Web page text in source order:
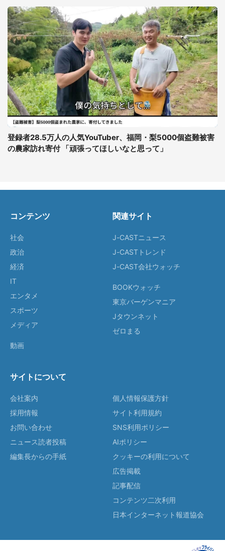
登録者28.5万人の人気YouTuber、福岡・梨5000個盗難被害
の農家訪れ寄付 「頑張ってほしいなと思って」
コンテンツ
社会
政治
経済
IT
エンタメ
スポーツ
メディア
動画
関連サイト
J-CASTニュース
J-CASTトレンド
J-CAST会社ウォッチ
BOOKウォッチ
東京バーゲンマニア
Jタウンネット
ゼロまる
サイトについて
会社案内
採用情報
お問い合わせ
ニュース読者投稿
編集長からの手紙
個人情報保護方針
サイト利用規約
SNS利用ポリシー
AIポリシー
クッキーの利用について
広告掲載
記事配信
コンテンツ二次利用
日本インターネット報道協会